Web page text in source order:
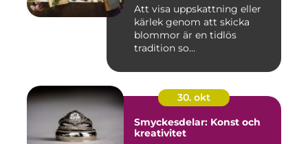
Att visa uppskattning eller
kärlek genom att skicka
blommor är en tidlös
tradition so...
30. okt
Smyckesdelar: Konst och
kreativitet